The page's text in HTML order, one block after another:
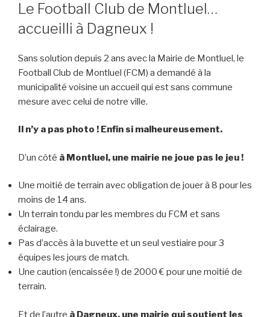
Le Football Club de Montluel…
accueilli à Dagneux !
Sans solution depuis 2 ans avec la Mairie de Montluel, le
Football Club de Montluel (FCM) a demandé à la
municipalité voisine un accueil qui est sans commune
mesure avec celui de notre ville.
Il n’y a pas photo ! Enfin si malheureusement.
D’un côté à Montluel, une mairie ne joue pas le jeu !
Une moitié de terrain avec obligation de jouer à 8 pour les
moins de 14 ans.
Un terrain tondu par les membres du FCM et sans
éclairage.
Pas d’accès à la buvette et un seul vestiaire pour 3
équipes les jours de match.
Une caution (encaissée !) de 2000 € pour une moitié de
terrain.
Et de l’autre à Dagneux, une mairie qui soutient les